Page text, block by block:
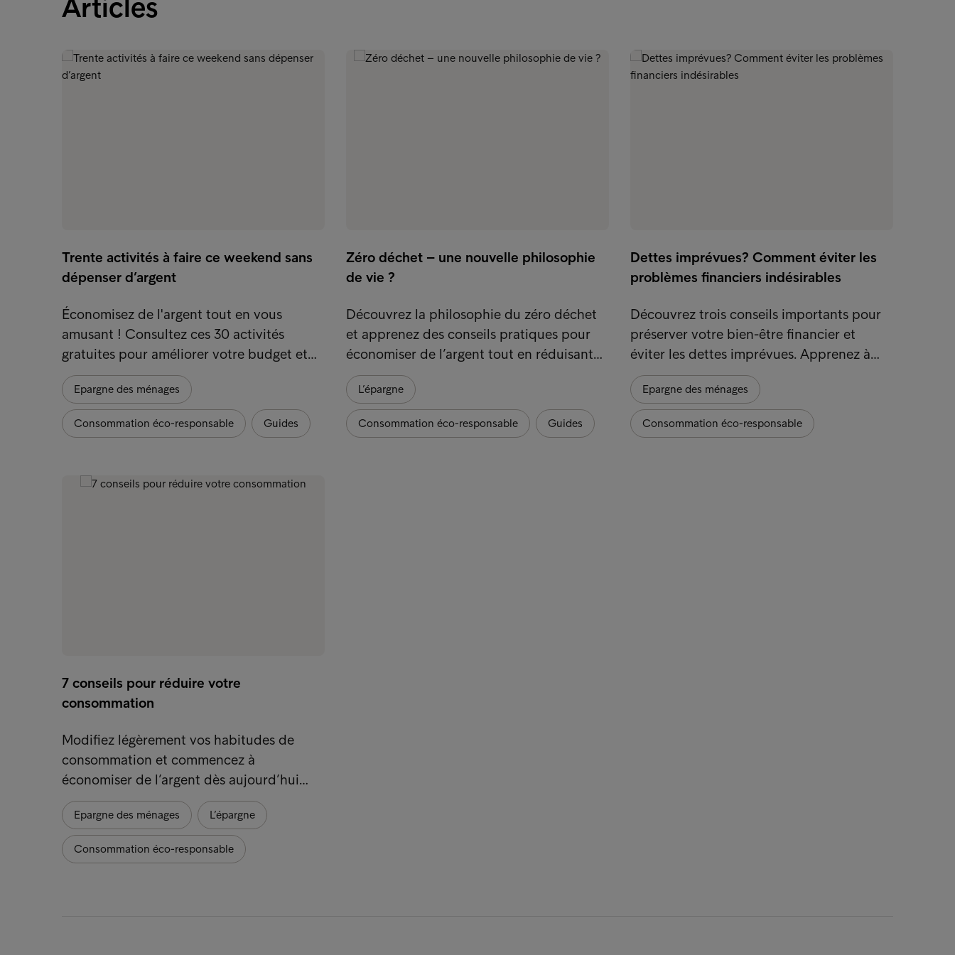
Articles
Trente activités à faire ce weekend sans
dépenser d’argent
Économisez de l'argent tout en vous
amusant ! Consultez ces 30 activités
gratuites pour améliorer votre budget et…
Epargne des ménages
Consommation éco-responsable Guides
Zéro déchet – une nouvelle philosophie
de vie ?
Découvrez la philosophie du zéro déchet
et apprenez des conseils pratiques pour
économiser de l’argent tout en réduisant…
L’épargne
Consommation éco-responsable Guides
Dettes imprévues? Comment éviter les
problèmes financiers indésirables
Découvrez trois conseils importants pour
préserver votre bien-être financier et
éviter les dettes imprévues. Apprenez à…
Epargne des ménages
Consommation éco-responsable
7 conseils pour réduire votre
consommation
Modifiez légèrement vos habitudes de
consommation et commencez à
économiser de l’argent dès aujourd’hui…
Epargne des ménages L’épargne
Consommation éco-responsable